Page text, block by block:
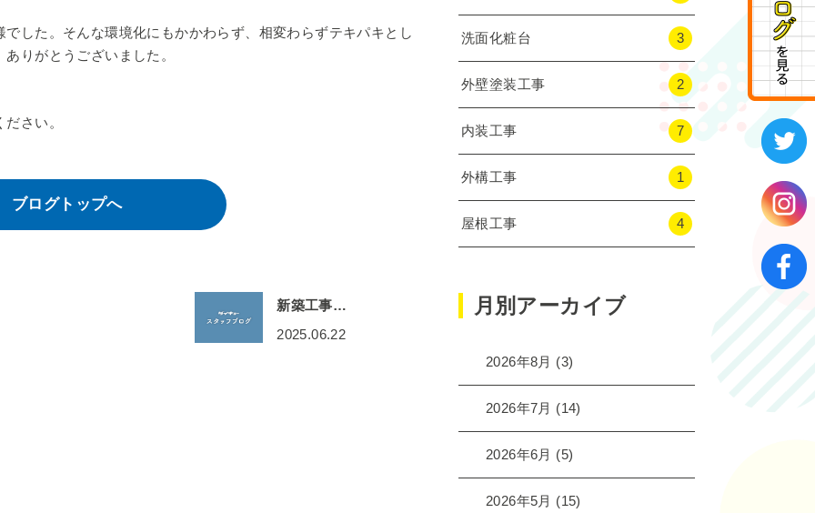
した。そんな環境化にもかかわらず、相変わらずテキパキとし
りがとうございました。
さい。
ブログトップへ
新築工事…
2025.06.22
洗面化粧台 3
外壁塗装工事 2
内装工事 7
外構工事 1
屋根工事 4
月別アーカイブ
2026年8月 (3)
2026年7月 (14)
2026年6月 (5)
2026年5月 (15)